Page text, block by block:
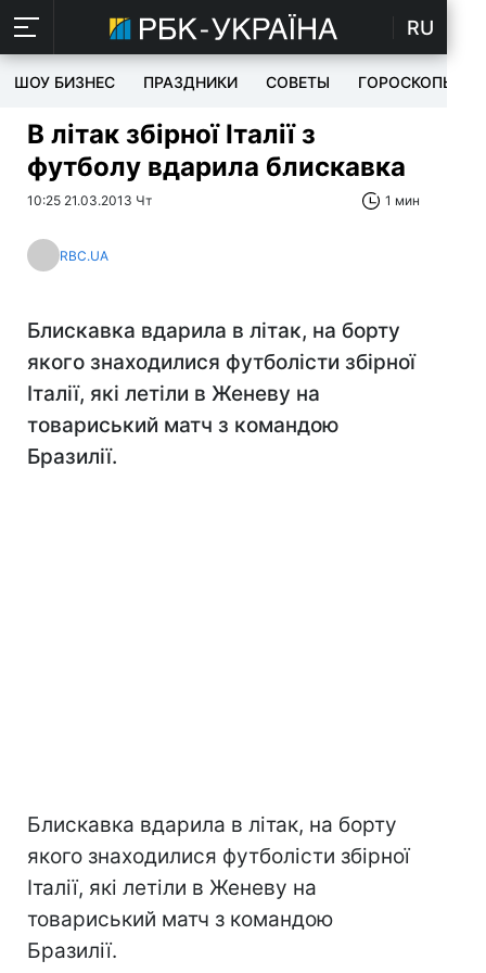
RU
ШОУ БИЗНЕС ПРАЗДНИКИ СОВЕТЫ ГОРОСКОПЫ
В літак збірної Італії з
футболу вдарила блискавка
10:25 21.03.2013 Чт 1 мин
RBC.UA
Блискавка вдарила в літак, на борту
якого знаходилися футболісти збірної
Італії, які летіли в Женеву на
товариський матч з командою
Бразилії.
Блискавка вдарила в літак, на борту
якого знаходилися футболісти збірної
Італії, які летіли в Женеву на
товариський матч з командою
Бразилії.